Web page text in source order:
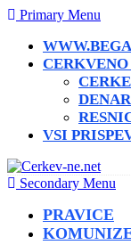
Primary Menu
VSI
Secondary Menu
PRAVICE